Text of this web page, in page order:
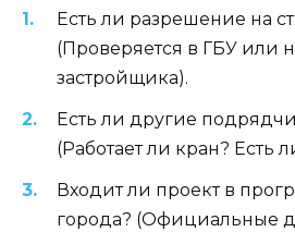
Есть ли разрешение на
(Проверяется в ГБУ или
застройщика).
Есть ли другие
(Работает ли кран? Есть
Входит ли проект в
города? (Официальные